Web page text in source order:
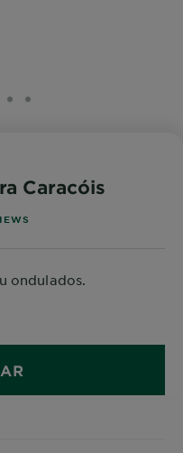
2 3 4
SLIDE 5
SLIDE 6
Caracóis
reviews
ondulados.